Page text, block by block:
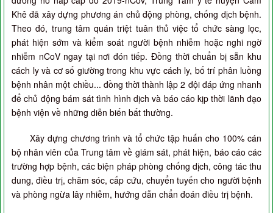
Khê đã xây dựng phương án chủ động phòng, chống dịch bệnh.
Theo đó, trung tâm quán triệt tuân thủ việc tổ chức sàng lọc,
phát hiện sớm và kiểm soát người bệnh nhiễm hoặc nghi ngờ
nhiễm nCoV ngay tại nơi đón tiếp. Đồng thời chuẩn bị sẵn khu
cách ly và cơ số giường trong khu vực cách ly, bố trí phân luồng
bệnh nhân một chiều... đồng thời thành lập 2 đội đáp ứng nhanh
để chủ động bám sát tình hình dịch và báo cáo kịp thời lãnh đạo
bệnh viện về những diễn biến bất thường.
Xây dựng chương trình và tổ chức tập huấn cho 100% cán
bộ nhân viên của Trung tâm về giám sát, phát hiện, báo cáo các
trường hợp bệnh, các biện pháp phòng chống dịch, công tác thu
dung, điều trị, chăm sóc, cấp cứu, chuyển tuyến cho người bệnh
và phòng ngừa lây nhiễm, hướng dẫn chẩn đoán điều trị bệnh.